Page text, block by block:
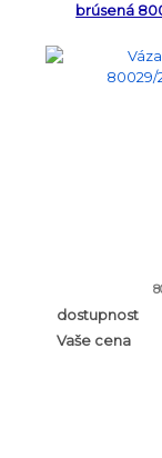
brúsená
dostupnost
Vaše cena